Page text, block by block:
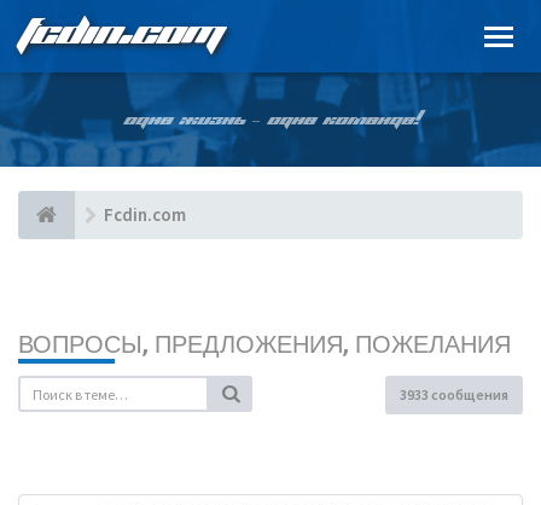
FCDIN.COM
ОДНА ЖИЗНЬ – ОДНА КОМАНДА!
Fcdin.com
ВОПРОСЫ, ПРЕДЛОЖЕНИЯ, ПОЖЕЛАНИЯ
3933 сообщения